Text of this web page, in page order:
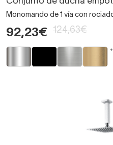
Monomando de 1 vía con
92,23€ 124,63€